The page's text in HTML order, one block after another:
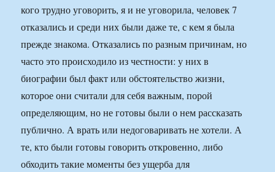
кого трудно уговорить, я и не уговорила, человек 7
отказались и среди них были даже те, с кем я была
прежде знакома. Отказались по разным причинам, но
часто это происходило из честности: у них в
биографии был факт или обстоятельство жизни,
которое они считали для себя важным, порой
определяющим, но не готовы были о нем рассказать
публично. А врать или недоговаривать не хотели. А
те, кто были готовы говорить откровенно, либо
обходить такие моменты без ущерба для